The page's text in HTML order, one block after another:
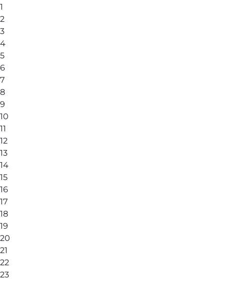
1
2
3
4
5
6
7
8
9
10
11
12
13
14
15
16
17
18
19
20
21
22
23